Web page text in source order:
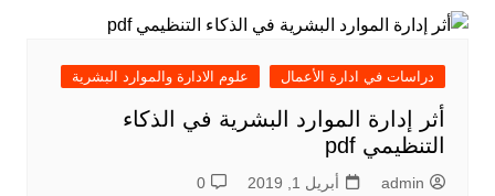
دراسات في ادارة الأعمال علوم الادارة والموارد البشرية
أثر إدارة الموارد البشرية في الذكاء
التنظيمي pdf
admin أبريل 1, 2019 0